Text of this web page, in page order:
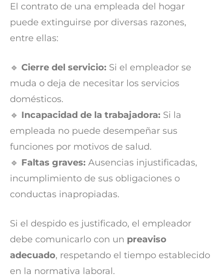
El contrato de una empleada del hogar
puede extinguirse por diversas razones,
entre ellas:
🔹 Cierre del servicio: Si el empleador se
muda o deja de necesitar los servicios
domésticos.
🔹 Incapacidad de la trabajadora: Si la
empleada no puede desempeñar sus
funciones por motivos de salud.
🔹 Faltas graves: Ausencias injustificadas,
incumplimiento de sus obligaciones o
conductas inapropiadas.
Si el despido es justificado, el empleador
debe comunicarlo con un preaviso
adecuado, respetando el tiempo establecido
en la normativa laboral.